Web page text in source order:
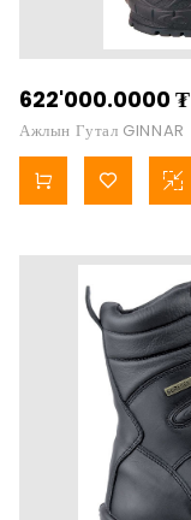
622'000.0000₮
Ажлын Гутал GINNAR